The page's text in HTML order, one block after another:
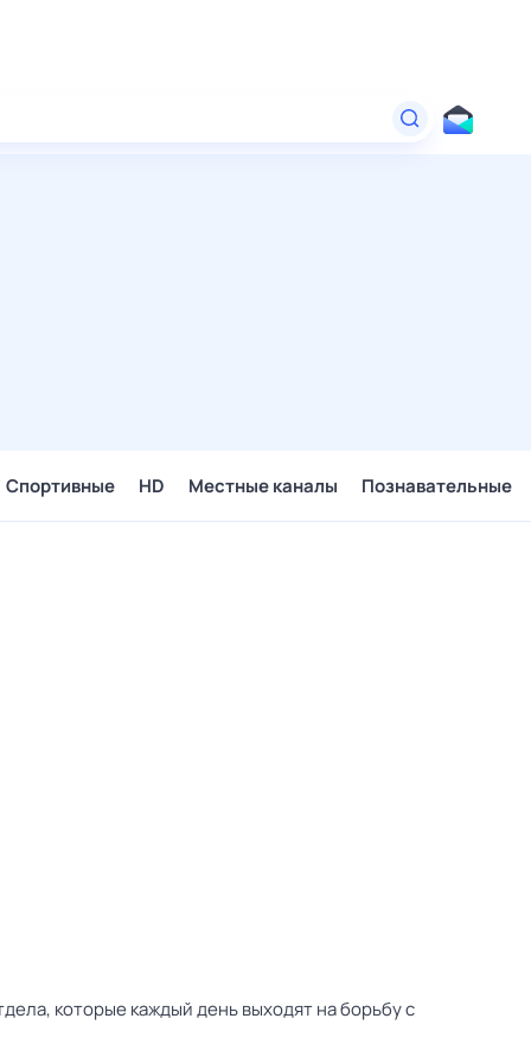
Спортивные HD Местные каналы Познавательные
которые каждый день выходят на борьбу с